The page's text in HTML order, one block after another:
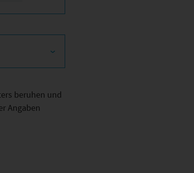
beruhen und
Angaben